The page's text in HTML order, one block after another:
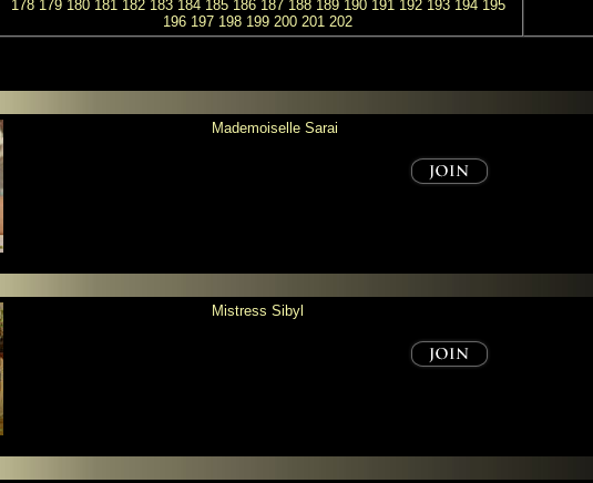
178 179 180 181 182 183 184 185 186 187 188 189 190 191 192 193 194 195
196 197 198 199 200 201 202
Mademoiselle Sarai
Mistress Sibyl